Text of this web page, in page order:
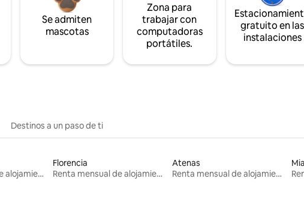
Se admiten
mascotas
Zona para
trabajar con
computadoras
portátiles.
gratuito en las
instalaciones
Destinos a un paso de ti
Renta mensual de alojamientos
Florencia
Renta mensual de alojamientos
Atenas
Renta mensual de alojamientos